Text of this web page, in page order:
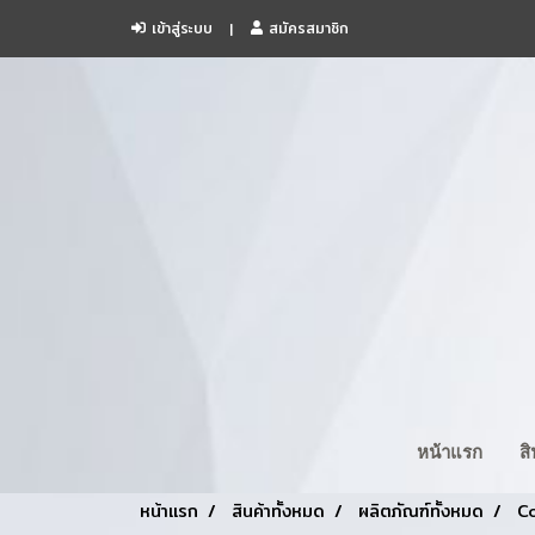
เข้าสู่ระบบ สมัครสมาชิก
หน้าแรก
หน้าแรก สินค้าทั้งหมด ผลิตภัณฑ์ทั้งหมด